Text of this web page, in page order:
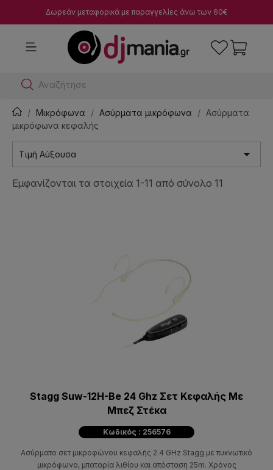
Δωρεάν μεταφορικά με παραγγελίες άνω των 60€
Αναζήτησε dj μίκτ
Μικρόφωνα Ασύρματα μικρόφωνα
Ασύρματα
μικρόφωνα κεφαλής
Τιμή Αύξουσα 
Εμφανίζονται τα στοιχεία 1-11 από σύνολο 11
Stagg Suw-12H-Be 24 Ghz Σετ Κεφαλής Με
Mπεζ Στέκα
Κωδικός : 256576
Ασύρματο σετ μικροφώνου κεφαλής 2.4 GHz Stagg με πυκνωτικό
μικρόφωνο, μπαταρία λιθίου και απόσταση 25m. Χρόνος